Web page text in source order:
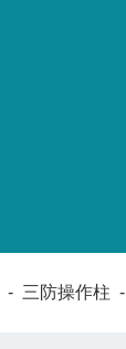
- 三防操作柱 -